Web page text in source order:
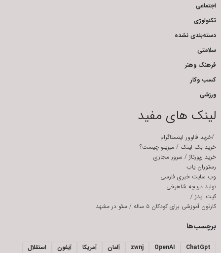
اجتماعی
تکنولوژی
دسته‌بندی نشده
سلامتی
فرهنگ وهنر
کسب وکار
ورزشی
لینک های مفید
/خرید فالوور اینستاگرام
خرید بک لینک / میزیتو چیست؟
خرید رپورتاژ / سرور مجازی
رستوران یاب
وب سایت خبری فارسی
تولید دریچه شاهرخی
کیت ایدز /
کارتون آموزشی برای کودکان ۵ ساله
/ سئو در مشهد
برچسب‌ها
ChatGpt
OpenAI
zwnj آلمان آمریکا آیفون
استقلال